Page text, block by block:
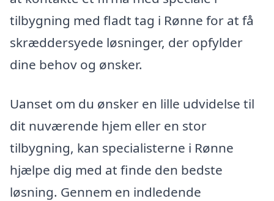
tilbygning med fladt tag i Rønne for at få
skræddersyede løsninger, der opfylder
dine behov og ønsker.
Uanset om du ønsker en lille udvidelse til
dit nuværende hjem eller en stor
tilbygning, kan specialisterne i Rønne
hjælpe dig med at finde den bedste
løsning. Gennem en indledende